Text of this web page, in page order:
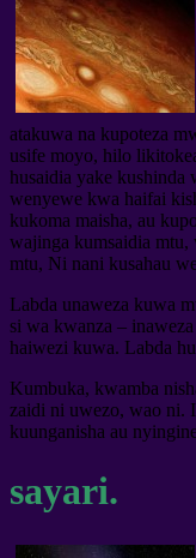
atakuwa na kupoteza
usife moyo, hilo
husaidia yake kushinda
wenyewe kwa haifai
kukoma maisha, au
wajinga kumsaidia
mtu, Ni nani kusahau
Labda unaweza kuwa
si wa kwanza –
haiwezi kuwa. Labda
Kumbuka, kwamba
zaidi ni uwezo, wao ni.
kuunganisha au
sayari.